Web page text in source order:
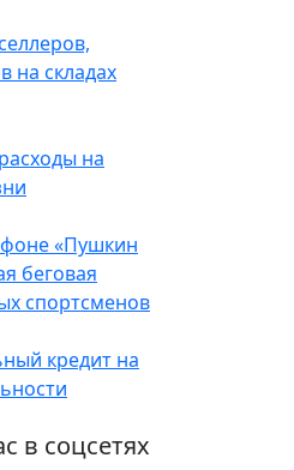
на складах
на
«Пушкин
беговая
спортсменов
кредит на
в соцсетях